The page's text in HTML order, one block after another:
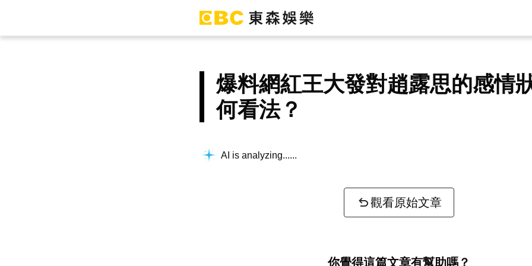
爆料網紅王大發對趙露思的感情
何看法？
AI is analyzing...
觀看原始文章
你覺得這篇文章有幫助嗎？